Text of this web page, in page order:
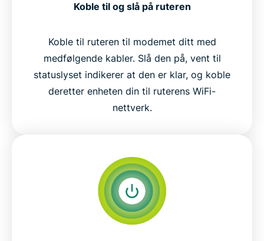
Koble til og slå på ruteren
Koble til ruteren til modemet ditt med
medfølgende kabler. Slå den på, vent til
statuslyset indikerer at den er klar, og koble
deretter enheten din til ruterens WiFi-
nettverk.